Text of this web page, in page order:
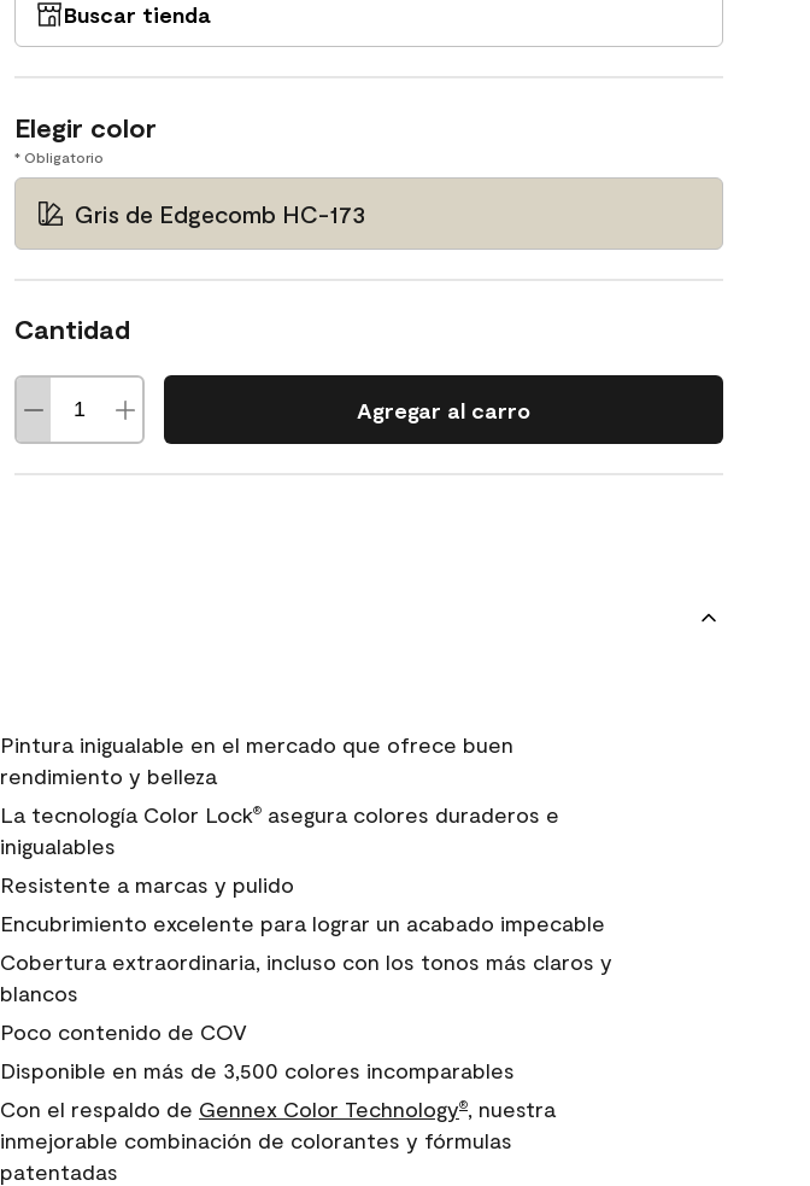
Buscar tienda
Elegir color
* Obligatorio
Gris de Edgecomb HC-173
Cantidad
Agregar al carro
Pintura inigualable en el mercado que ofrece buen
rendimiento y belleza
La tecnología Color Lock®asegura colores duraderos e
inigualables
Resistente a marcas y pulido
Encubrimiento excelente para lograr un acabado impecable
Cobertura extraordinaria, incluso con los tonos más claros y
blancos
Poco contenido de COV
Disponible en más de 3,500 colores incomparables
Con el respaldo de Gennex Color Technology®, nuestra
inmejorable combinación de colorantes y fórmulas
patentadas